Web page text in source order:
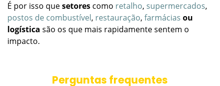
É por isso quesetores como retalho, supermercados,
postos de combustível, restauração, farmácias ou
logística são os que mais rapidamente sentem o
impacto.
Perguntas frequentes